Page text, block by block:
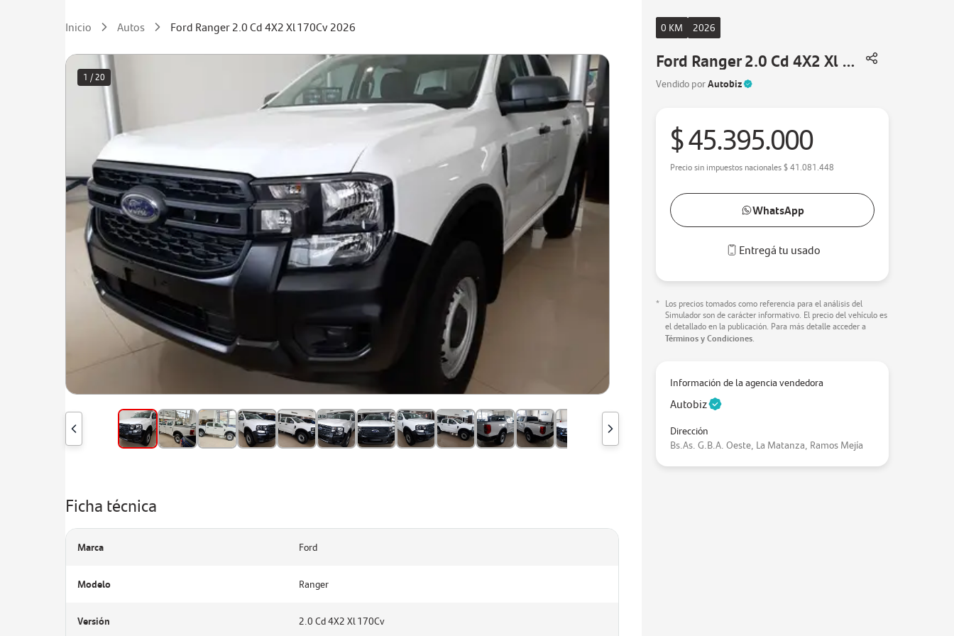
Inicio Autos Ford Ranger 2.0 Cd 4X2 Xl 170Cv 2026
1 / 20
0 KM 2026
Ford Ranger 2.0 Cd 4X2 Xl 170Cv 2026
Vendido porAutobiz
$ 45.395.000
Precio sin impuestos nacionales$ 41.081.448
WhatsApp
Entregá tu usado
* Los precios tomados como referencia para el análisis del
Simulador son de carácter informativo. El precio del vehículo es
el detallado en la publicación. Para más detalle acceder a
Términos y Condiciones.
Información de la agencia vendedora
Autobiz
Dirección
Bs.As. G.B.A. Oeste, La Matanza, Ramos Mejía
Ficha técnica
Marca Ford
Modelo Ranger
Versión 2.0 Cd 4X2 Xl 170Cv